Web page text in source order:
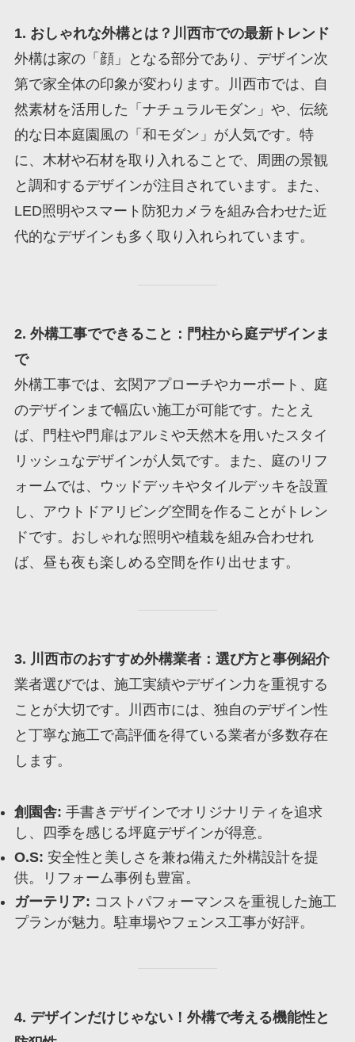
1. おしゃれな外構とは？川西市での最新トレンド
外構は家の「顔」となる部分であり、デザイン次
第で家全体の印象が変わります。川西市では、自
然素材を活用した「ナチュラルモダン」や、伝統
的な日本庭園風の「和モダン」が人気です。特
に、木材や石材を取り入れることで、周囲の景観
と調和するデザインが注目されています。また、
LED照明やスマート防犯カメラを組み合わせた近
代的なデザインも多く取り入れられています。
2. 外構工事でできること：門柱から庭デザインま
で
外構工事では、玄関アプローチやカーポート、庭
のデザインまで幅広い施工が可能です。たとえ
ば、門柱や門扉はアルミや天然木を用いたスタイ
リッシュなデザインが人気です。また、庭のリフ
ォームでは、ウッドデッキやタイルデッキを設置
し、アウトドアリビング空間を作ることがトレン
ドです。おしゃれな照明や植栽を組み合わせれ
ば、昼も夜も楽しめる空間を作り出せます。
3. 川西市のおすすめ外構業者：選び方と事例紹介
業者選びでは、施工実績やデザイン力を重視する
ことが大切です。川西市には、独自のデザイン性
と丁寧な施工で高評価を得ている業者が多数存在
します。
創園舎: 手書きデザインでオリジナリティを追求
し、四季を感じる坪庭デザインが得意。
O.S: 安全性と美しさを兼ね備えた外構設計を提
供。リフォーム事例も豊富。
ガーテリア: コストパフォーマンスを重視した施工
プランが魅力。駐車場やフェンス工事が好評。
4. デザインだけじゃない！外構で考える機能性と